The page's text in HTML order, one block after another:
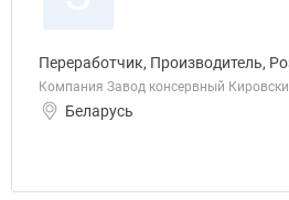
Переработчик, Производитель,
Компания Завод консервный
Беларусь